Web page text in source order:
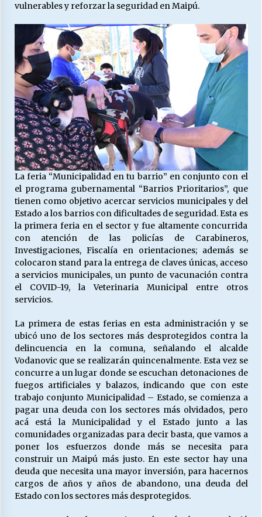
Releyendo la Rerum Novarum a 135 años. “La
cuestión social hoy”.
16/05/2026
S.O.S. a los ricos, Save Our Souls (Salvar
Nuestras Almas)
30/04/2026
¿Asesores con doble sueldo?
18/04/2026
Chile y sus segmentos de la riqueza
06/04/2026
vulnerables y reforzar la seguridad en Maipú.
La feria “Municipalidad en tu barrio” en conjunto con el
el programa gubernamental “Barrios Prioritarios”, que
tienen como objetivo acercar servicios municipales y del
Estado a los barrios con dificultades de seguridad. Esta es
la primera feria en el sector y fue altamente concurrida
con atención de las policías de Carabineros,
Investigaciones, Fiscalía en orientaciones; además se
colocaron stand para la entrega de claves únicas, acceso
a servicios municipales, un punto de vacunación contra
el COVID-19, la Veterinaria Municipal entre otros
servicios.
La primera de estas ferias en esta administración y se
ubicó uno de los sectores más desprotegidos contra la
delincuencia en la comuna, señalando el alcalde
Vodanovic que se realizarán quincenalmente. Esta vez se
concurre a un lugar donde se escuchan detonaciones de
fuegos artificiales y balazos, indicando que con este
trabajo conjunto Municipalidad – Estado, se comienza a
pagar una deuda con los sectores más olvidados, pero
acá está la Municipalidad y el Estado junto a las
comunidades organizadas para decir basta, que vamos a
poner los esfuerzos donde más se necesita para
construir un Maipú más justo. En este sector hay una
deuda que necesita una mayor inversión, para hacernos
cargos de años y años de abandono, una deuda del
Estado con los sectores más desprotegidos.